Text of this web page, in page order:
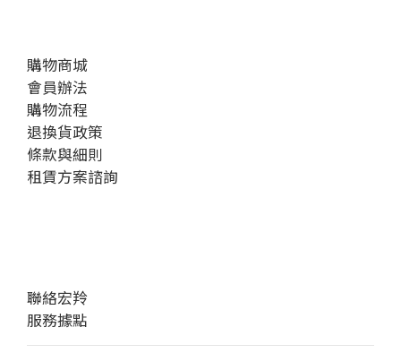
購物商城
會員辦法
購物流程
退換貨政策
條款與細則
租賃方案諮詢
聯絡宏羚
服務據點